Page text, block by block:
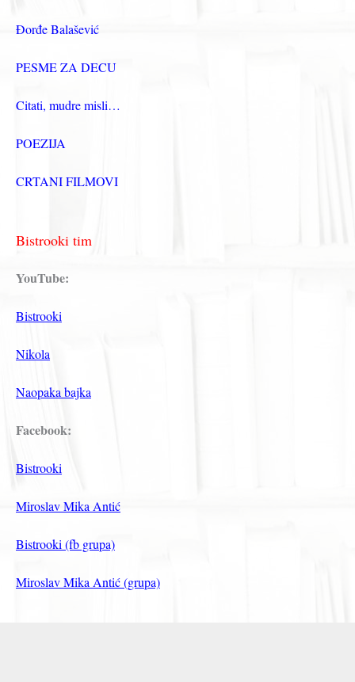
Đorđe Balašević
PESME ZA DECU
Citati, mudre misli…
POEZIJA
CRTANI FILMOVI
Bistrooki tim
YouTube:
Bistrooki
Nikola
Naopaka bajka
Facebook:
Bistrooki
Miroslav Mika Antić
Bistrooki (fb grupa)
Miroslav Mika Antić (grupa)